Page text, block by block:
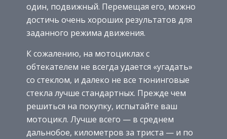
один, подвижный. Перемещая его, можно
достичь очень хороших результатов для
заданного режима движения.
К сожалению, на мотоциклах с
обтекателем не всегда удается «угадать»
со стеклом, и далеко не все тюнинговые
стекла лучше стандартных. Прежде чем
решиться на покупку, испытайте ваш
мотоцикл. Лучше всего — в среднем
дальнобое, километров за триста — и по